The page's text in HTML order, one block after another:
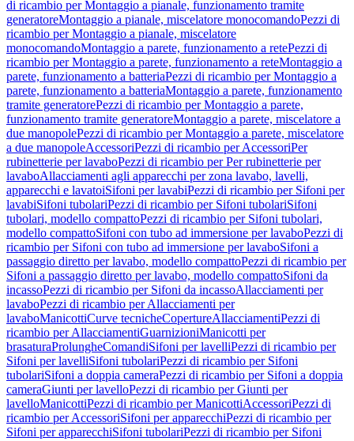
di ricambio per Montaggio a pianale, funzionamento tramite
generatoreMontaggio a pianale, miscelatore monocomandoPezzi di
ricambio per Montaggio a pianale, miscelatore
monocomandoMontaggio a parete, funzionamento a retePezzi di
ricambio per Montaggio a parete, funzionamento a reteMontaggio a
parete, funzionamento a batteriaPezzi di ricambio per Montaggio a
parete, funzionamento a batteriaMontaggio a parete, funzionamento
tramite generatorePezzi di ricambio per Montaggio a parete,
funzionamento tramite generatoreMontaggio a parete, miscelatore a
due manopolePezzi di ricambio per Montaggio a parete, miscelatore
a due manopoleAccessoriPezzi di ricambio per AccessoriPer
rubinetterie per lavaboPezzi di ricambio per Per rubinetterie per
lavaboAllacciamenti agli apparecchi per zona lavabo, lavelli,
apparecchi e lavatoiSifoni per lavabiPezzi di ricambio per Sifoni per
lavabiSifoni tubolariPezzi di ricambio per Sifoni tubolariSifoni
tubolari, modello compattoPezzi di ricambio per Sifoni tubolari,
modello compattoSifoni con tubo ad immersione per lavaboPezzi di
ricambio per Sifoni con tubo ad immersione per lavaboSifoni a
passaggio diretto per lavabo, modello compattoPezzi di ricambio per
Sifoni a passaggio diretto per lavabo, modello compattoSifoni da
incassoPezzi di ricambio per Sifoni da incassoAllacciamenti per
lavaboPezzi di ricambio per Allacciamenti per
lavaboManicottiCurve tecnicheCopertureAllacciamentiPezzi di
ricambio per AllacciamentiGuarnizioniManicotti per
brasaturaProlungheComandiSifoni per lavelliPezzi di ricambio per
Sifoni per lavelliSifoni tubolariPezzi di ricambio per Sifoni
tubolariSifoni a doppia cameraPezzi di ricambio per Sifoni a doppia
cameraGiunti per lavelloPezzi di ricambio per Giunti per
lavelloManicottiPezzi di ricambio per ManicottiAccessoriPezzi di
ricambio per AccessoriSifoni per apparecchiPezzi di ricambio per
Sifoni per apparecchiSifoni tubolariPezzi di ricambio per Sifoni